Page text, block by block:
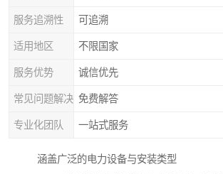
服务追溯性 可追溯
适用地区 不限国家
服务优势 诚信优先
常见问题解决 免费解答
专业化团队 一站式服务
涵盖广泛的电力设备与安装类型